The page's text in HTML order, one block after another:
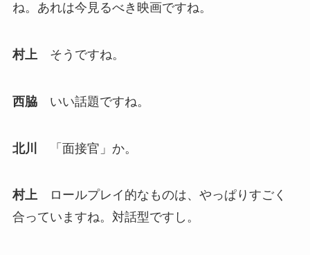
ね。あれは今見るべき映画ですね。
村上 そうですね。
西脇いい話題ですね。
北川 「面接官」か。
村上ロールプレイ的なものは、やっぱりすごく
合っていますね。対話型ですし。